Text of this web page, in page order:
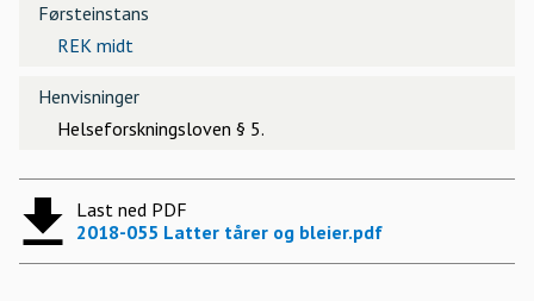
Førsteinstans
REK midt
Henvisninger
Helseforskningsloven § 5.
Last ned PDF
2018-055 Latter tårer og bleier.pdf